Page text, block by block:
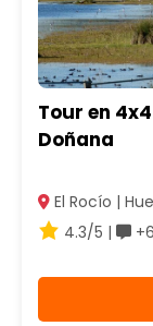
Tour en
Doñana
El Rocío |
4.3/5 |